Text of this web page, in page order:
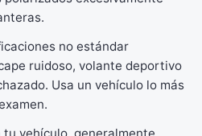
no estándar
ruidoso, volante deportivo
Usa un vehículo lo más